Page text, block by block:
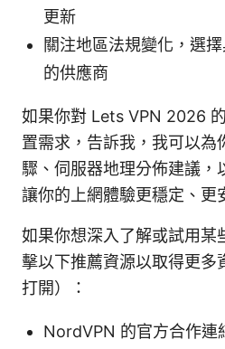
更新
關注地區法規變化，選
的供應商
如果你對 Lets VPN 2026
置需求，告訴我，我可以為
驟、伺服器地理分佈建議，
讓你的上網體驗更穩定、更
如果你想深入了解或試用某
擊以下推薦資源以取得更多
打開）：
NordVPN 的官方合作連